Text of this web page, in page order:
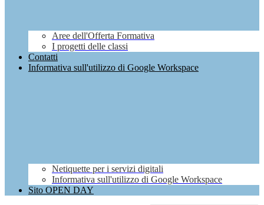
Aree dell'Offerta Formativa
I progetti delle classi
Contatti
Informativa sull'utilizzo di Google Workspace
Netiquette per i servizi digitali
Informativa sull'utilizzo di Google Workspace
Sito OPEN DAY